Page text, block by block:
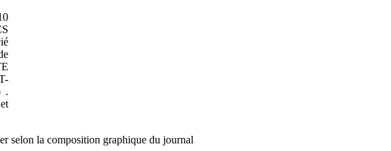
.
selon la composition graphique du journal